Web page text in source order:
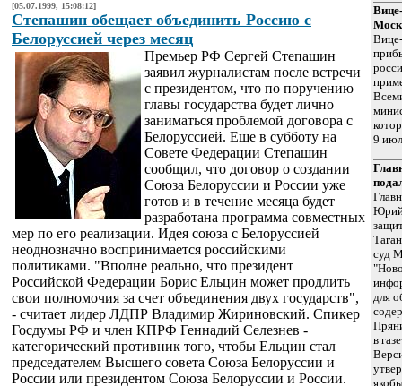
[05.07.1999, 15:08:12]
Степашин обещает объединить Россию с
Белоруссией через месяц
Премьер РФ Сергей Степашин
заявил журналистам после встречи
с президентом, что по поручению
главы государства будет лично
заниматься проблемой договора с
Белоруссией. Еще в субботу на
Совете Федерации Степашин
сообщил, что договор о создании
Союза Белоруссии и России уже
готов и в течение месяца будет
разработана программа совместных
мер по его реализации. Идея союза с Белоруссией
неоднозначно воспринимается российскими
политиками. "Вполне реально, что президент
Российской Федерации Борис Ельцин может продлить
свои полномочия за счет объединения двух государств",
- считает лидер ЛДПР Владимир Жириновский. Спикер
Госдумы РФ и член КПРФ Геннадий Селезнев -
категорический противник того, чтобы Ельцин стал
председателем Высшего совета Союза Белоруссии и
России или президентом Союза Белоруссии и России.
9
Юрий
суд
для
в